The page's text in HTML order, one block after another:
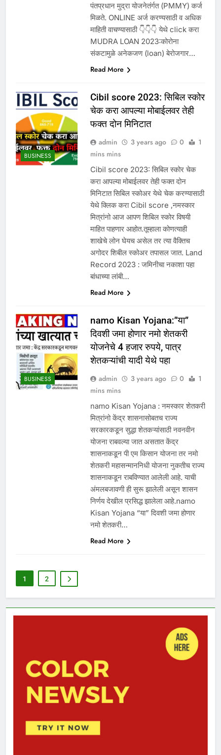
पंतप्रधान मुद्रा योजनेतंर्गत (PMMY) कर्ज
मिळते. ONLINE अर्ज करण्यसाठी व अधिक
माहिती वाचण्यासाठी 👇👇👇 येथे click करा
MUDRA LOAN 2023:कोरोना
संकटामुळे अनेकजण (loan) बेरोजगार…
Read More
BUSINESS
Cibil score 2023: सिबिल स्कोर
चेक करा आपल्या मोबाईलवर तेही
फक्त दोन मिनिटात
admin 3 years ago 0
1
mins mins
Cibil score 2023: सिबिल स्कोर चेक
करा आपल्या मोबाईलवर तेही फक्त दोन
मिनिटात सिबिल स्कोअर येथे चेक करण्यासाठी
येथे क्लिक करा Cibil score ,नमस्कार
मित्रांनो आज आपण शिबिल स्कोर विषयी
माहित पाहणार आहोत.तूम्हाला कोणत्याही
शाखेचे लोन घेयच असेल तर त्या वैक्तिच
अगोदर शिबील स्कोअर तपासल जात. Land
Record 2023 : जमिनीचा नकाशा पहा
बांधाच्या लांबी…
Read More
BUSINESS
namo Kisan Yojana:”या”
दिवशी जमा होणार नमो शेतकरी
योजनेचे 4 हजार रुपये, पात्र
शेतकऱ्यांची यादी येथे पहा
admin 3 years ago 0
1
mins mins
namo Kisan Yojana : नमस्कार शेतकरी
मित्रांनो केंद्र शासनासोबतच राज्य
सरकारकडून सुद्धा शेतकऱ्यांसाठी नवनवीन
योजना राबवल्या जात असतात केंद्र
शासनाकडून पी एम किसान योजना तर नमो
शेतकरी महासन्माननिधी योजना नुकतीच राज्य
शासनाकडून राबविण्यात आलेली आहे. याची
अंमलबजावणी ही सुरू झालेली असून शासन
निर्णय देखील प्रसिद्ध झालेला आहे.namo
Kisan Yojana “या” दिवशी जमा होणार
नमो शेतकरी…
Read More
1 2